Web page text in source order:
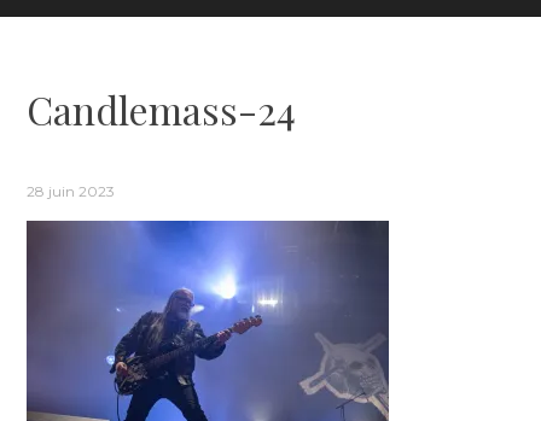
Candlemass-24
28 juin 2023